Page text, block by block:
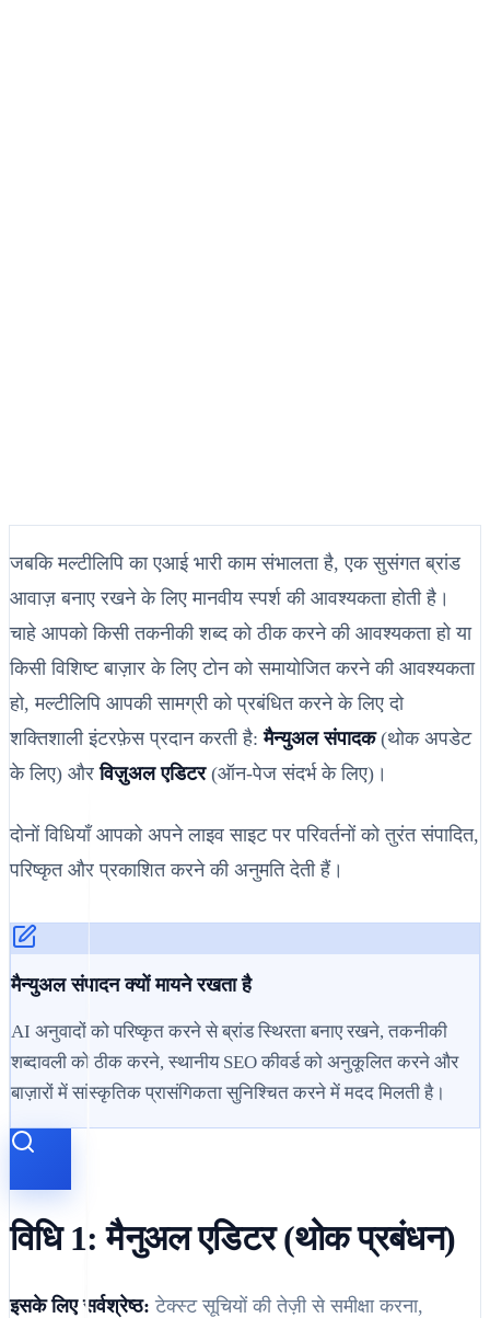
जबकि मल्टीलिपि का एआई भारी काम संभालता है, एक सुसंगत ब्रांड
आवाज़ बनाए रखने के लिए मानवीय स्पर्श की आवश्यकता होती है।
चाहे आपको किसी तकनीकी शब्द को ठीक करने की आवश्यकता हो या
किसी विशिष्ट बाज़ार के लिए टोन को समायोजित करने की आवश्यकता
हो, मल्टीलिपि आपकी सामग्री को प्रबंधित करने के लिए दो
शक्तिशाली इंटरफ़ेस प्रदान करती है:मैन्युअल संपादक(थोक अपडेट
के लिए) औरविज़ुअल एडिटर(ऑन-पेज संदर्भ के लिए)।
दोनों विधियाँ आपको अपने लाइव साइट पर परिवर्तनों को तुरंत संपादित,
परिष्कृत और प्रकाशित करने की अनुमति देती हैं।
मैन्युअल संपादन क्यों मायने रखता है
AI अनुवादों को परिष्कृत करने से ब्रांड स्थिरता बनाए रखने, तकनीकी
शब्दावली को ठीक करने, स्थानीय SEO कीवर्ड को अनुकूलित करने और
बाज़ारों में सांस्कृतिक प्रासंगिकता सुनिश्चित करने में मदद मिलती है।
विधि 1: मैनुअल एडिटर (थोक प्रबंधन)
इसके लिए सर्वश्रेष्ठ: टेक्स्ट सूचियों की तेज़ी से समीक्षा करना,